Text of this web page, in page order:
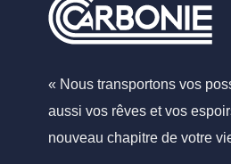
« Nous transportons vos
aussi vos rêves et vos
nouveau chapitre de votre